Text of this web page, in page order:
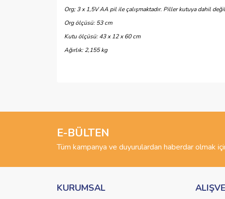
Org; 3 x 1,5V AA pil ile çalışmaktadır. Piller kutuya dahil
Org ölçüsü: 53 cm
Kutu ölçüsü: 43 x 12 x 60 cm
Ağırlık: 2,155 kg
Ürün resmi kalitesiz, bozuk veya görüntülenemiyor.
Bu ürüne benzer farklı alternatifler olmalı.
E-BÜLTEN
Tüm kampanya ve duyurulardan haberdar olmak
KURUMSAL